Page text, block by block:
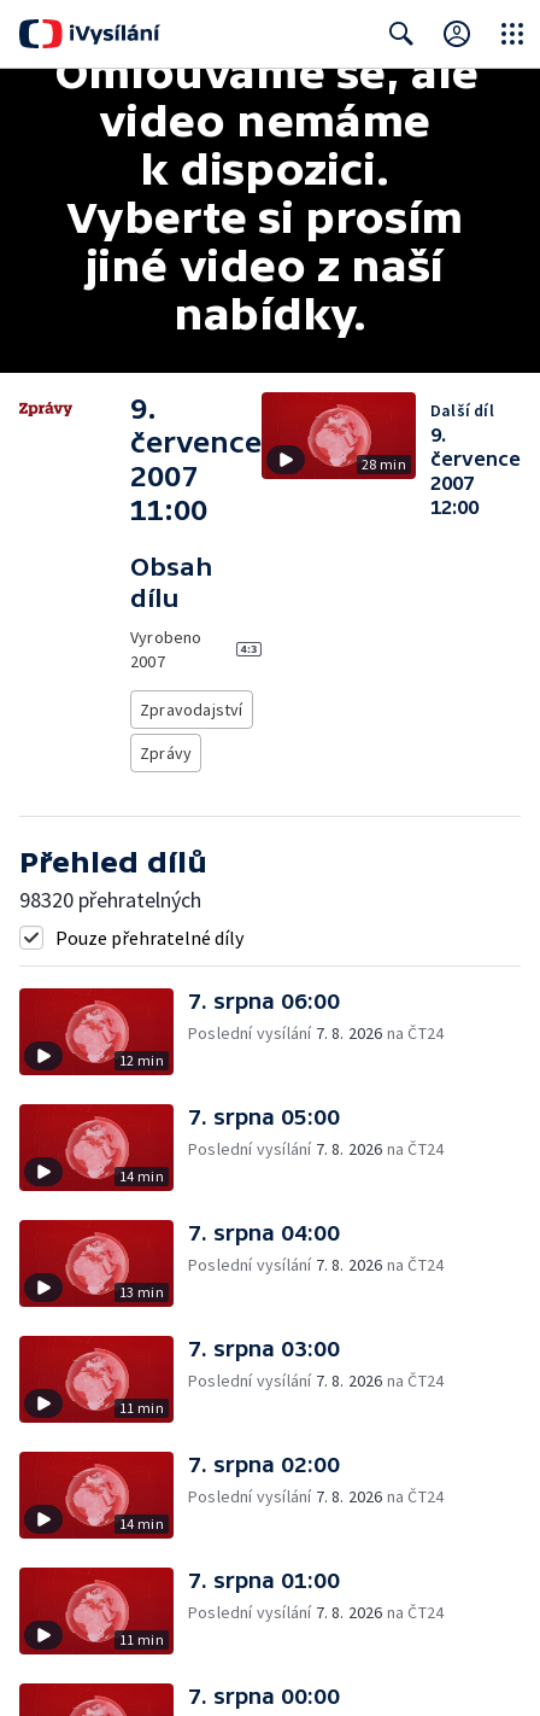
Search
Omlouváme se, ale
video nemáme
k dispozici.
Vyberte si prosím
jiné video z naší
nabídky.
9.
července
2007
11:00
Obsah
dílu
Vyrobeno
2007
Zpravodajství
Zprávy
28 min
Další díl
9.
července
2007
12:00
Přehled dílů
98320 přehratelných
Pouze přehratelné díly
12 min
7. srpna 06:00
Poslední vysílání 7. 8. 2026 na ČT24
14 min
7. srpna 05:00
Poslední vysílání 7. 8. 2026 na ČT24
13 min
7. srpna 04:00
Poslední vysílání 7. 8. 2026 na ČT24
11 min
7. srpna 03:00
Poslední vysílání 7. 8. 2026 na ČT24
14 min
7. srpna 02:00
Poslední vysílání 7. 8. 2026 na ČT24
11 min
7. srpna 01:00
Poslední vysílání 7. 8. 2026 na ČT24
7. srpna 00:00